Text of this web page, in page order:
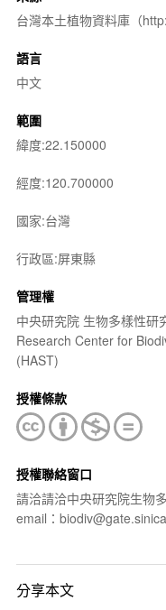
台灣本土植物資料庫（
語言
中文
範圍
緯度:22.150000
經度:120.700000
國家:台灣
行政區:屏東縣
管理權
中央研究院 生物多樣性研
Research Center for
(HAST)
授權條款
授權聯絡窗口
請洽請洽中央研究院生物
email：
分享本文